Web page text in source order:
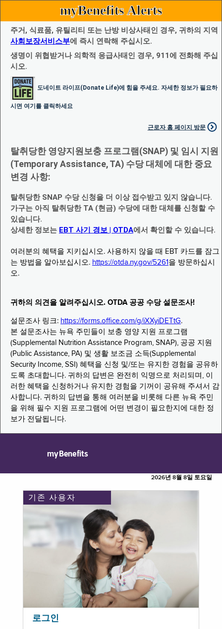
myBenefits Alerts
주거, 식료품, 유틸리티 또는 난방 비상사태인 경우, 귀하의 지역
사회보장서비스부에 즉시 연락해 주십시오.
생명이 위협받거나 의학적 응급사태인 경우, 911에 전화해 주십
시오.
도네이트 라이프(Donate Life)에 힘을 주세요. 자세한 정보가 필요하
시면 여기를 클릭하세요
근로자 홈 페이지 방문
탈취당한 영양지원보충 프로그램(SNAP) 및 임시 지원
(Temporary Assistance, TA) 수당 대체에 대한 중요
변경 사항:
탈취당한 SNAP 수당 신청을 더 이상 접수받고 있지 않습니다.
가구는 아직 탈취당한 TA (현금) 수당에 대한 대체를 신청할 수
있습니다.
상세한 정보는 EBT 사기 경보 | OTDA에서 확인할 수 있습니다.
여러분의 혜택을 지키십시오. 사용하지 않을 때 EBT 카드를 잠그
는 방법을 알아보십시오. https://otda.ny.gov/5261 을 방문하십시
오.
귀하의 의견을 알려주십시오. OTDA 공공 수당 설문조사!
설문조사 링크: https://forms.office.com/g/iXXyiDETtG.
본 설문조사는 뉴욕 주민들이 보충 영양 지원 프로그램
(Supplemental Nutrition Assistance Program, SNAP), 공공 지원
(Public Assistance, PA) 및 생활 보조금 소득(Supplemental
Security Income, SSI) 혜택을 신청 및/또는 유지한 경험을 공유하
도록 초대합니다. 귀하의 답변은 완전히 익명으로 처리되며, 이
러한 혜택을 신청하거나 유지한 경험을 기꺼이 공유해 주셔서 감
사합니다. 귀하의 답변을 통해 여러분을 비롯해 다른 뉴욕 주민
을 위해 필수 지원 프로그램에 어떤 변경이 필요한지에 대한 정
보가 전달됩니다.
myBenefits
2026년 8월 8일 토요일
기존 사용자
로그인